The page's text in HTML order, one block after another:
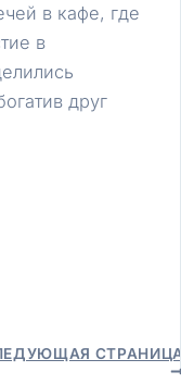
в кафе, где
в
друг